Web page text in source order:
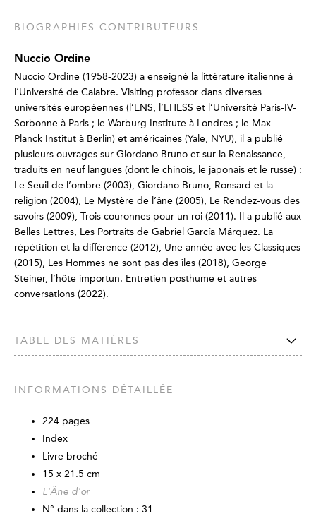
BIOGRAPHIES CONTRIBUTEURS
Nuccio Ordine
Nuccio Ordine (1958-2023) a enseigné la littérature italienne à
l’Université de Calabre. Visiting professor dans diverses
universités européennes (l’ENS, l’EHESS et l’Université Paris-IV-
Sorbonne à Paris ; le Warburg Institute à Londres ; le Max-
Planck Institut à Berlin) et américaines (Yale, NYU), il a publié
plusieurs ouvrages sur Giordano Bruno et sur la Renaissance,
traduits en neuf langues (dont le chinois, le japonais et le russe) :
Le Seuil de l’ombre (2003), Giordano Bruno, Ronsard et la
religion (2004), Le Mystère de l’âne (2005), Le Rendez-vous des
savoirs (2009), Trois couronnes pour un roi (2011). Il a publié aux
Belles Lettres, Les Portraits de Gabriel García Márquez. La
répétition et la différence (2012), Une année avec les Classiques
(2015), Les Hommes ne sont pas des îles (2018), George
Steiner, l’hôte importun. Entretien posthume et autres
conversations (2022).
TABLE DES MATIÈRES
INFORMATIONS DÉTAILLÉE
224 pages
Index
Livre broché
15 x 21.5 cm
L'Âne d'or
N° dans la collection : 31